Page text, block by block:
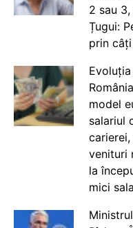
2 sau
Țugui:
prin
model
salariul
venituri
la
mici